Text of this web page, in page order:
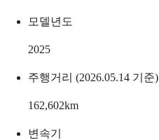
모델년도
2025
주행거리 (2026.05.14 기준)
162,602km
변속기